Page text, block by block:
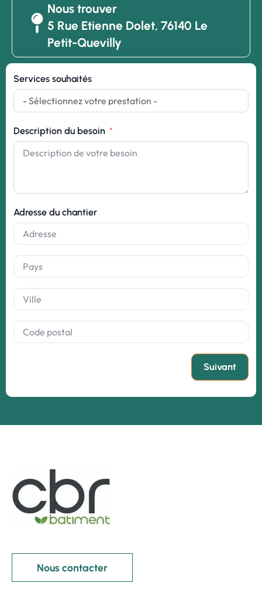
Nous trouver
5 Rue Etienne Dolet, 76140 Le
Petit-Quevilly
Services souhaités
Description du besoin
Adresse du chantier
Suivant
Nous contacter